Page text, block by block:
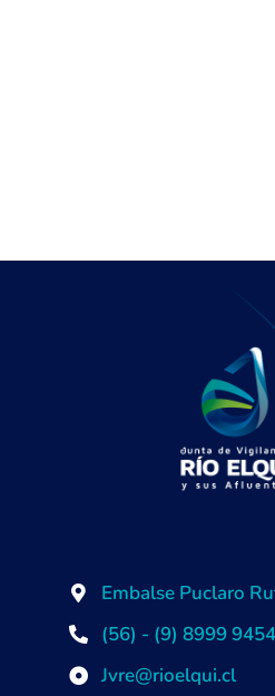
Embalse Puclaro
(56) - (9) 8999 9454
Jvre@rioelqui.cl